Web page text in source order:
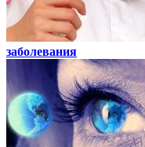
заболевания